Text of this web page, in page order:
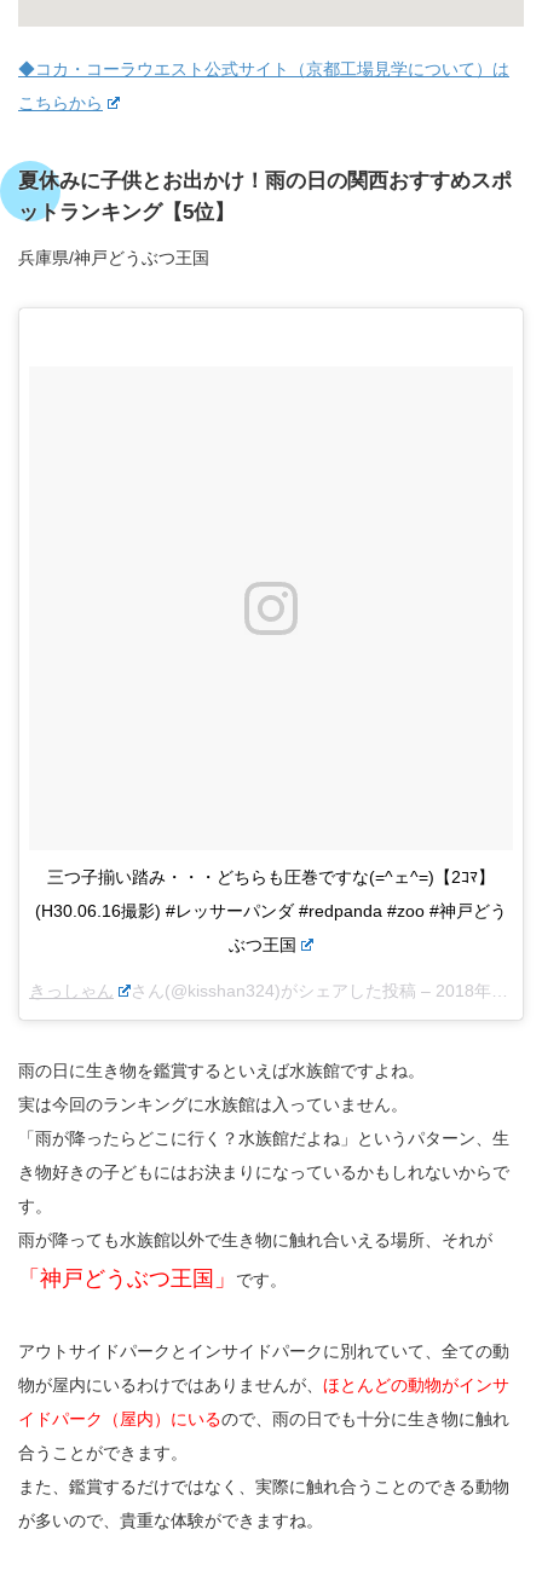
◆コカ・コーラウエスト公式サイト（京都工場見学について）は
こちらから
夏休みに子供とお出かけ！雨の日の関西おすすめスポ
ットランキング【5位】
兵庫県/神戸どうぶつ王国
三つ子揃い踏み・・・どちらも圧巻ですな(=^ェ^=)【2ｺﾏ】
(H30.06.16撮影) #レッサーパンダ #redpanda #zoo #神戸どう
ぶつ王国
きっしゃん さん(@kisshan324)がシェアした投稿 – 2018年 6月月15日午後8時47分PDT
雨の日に生き物を鑑賞するといえば水族館ですよね。
実は今回のランキングに水族館は入っていません。
「雨が降ったらどこに行く？水族館だよね」というパターン、生
き物好きの子どもにはお決まりになっているかもしれないからで
す。
雨が降っても水族館以外で生き物に触れ合いえる場所、それが
「神戸どうぶつ王国」 です。
アウトサイドパークとインサイドパークに別れていて、全ての動
物が屋内にいるわけではありませんが、 ほとんどの動物がインサ
イドパーク（屋内）にいるので、雨の日でも十分に生き物に触れ
合うことができます。
また、鑑賞するだけではなく、実際に触れ合うことのできる動物
が多いので、貴重な体験ができますね。